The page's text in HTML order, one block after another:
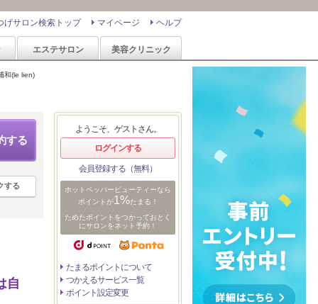
ヘルプ
マイページ
げサロン検索トップ
エステサロン 美容クリニック
和(le lien)
する
する
自
ようこそ、ゲストさん。
ログインする
会員登録する（無料）
ホットペッパービューティーなら
ポイントが1%たまる！
ためたポイントをつかっておとく
にサロンをネット予約！
たまるポイントについて
つかえるサービス一覧
ポイント設定変更